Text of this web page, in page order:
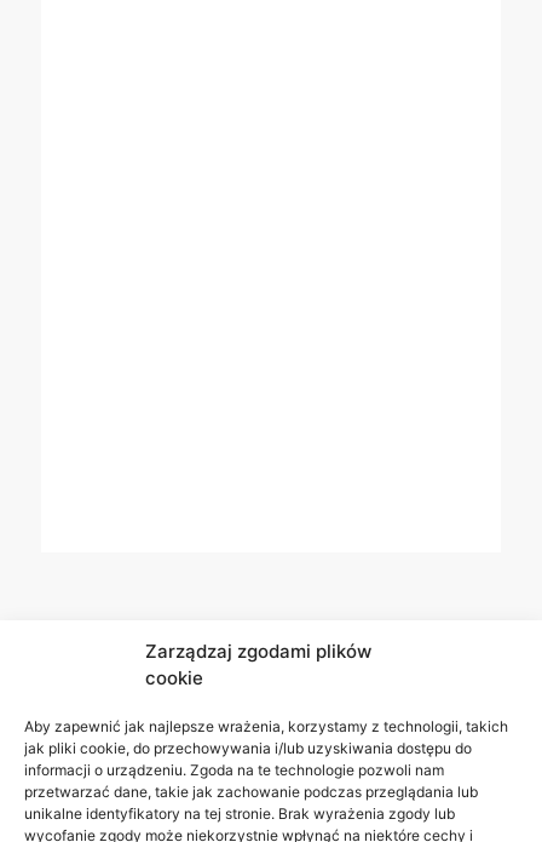
Zarządzaj zgodami plików
cookie
Aby zapewnić jak najlepsze wrażenia, korzystamy z technologii, takich
jak pliki cookie, do przechowywania i/lub uzyskiwania dostępu do
informacji o urządzeniu. Zgoda na te technologie pozwoli nam
przetwarzać dane, takie jak zachowanie podczas przeglądania lub
unikalne identyfikatory na tej stronie. Brak wyrażenia zgody lub
wycofanie zgody może niekorzystnie wpłynąć na niektóre cechy i